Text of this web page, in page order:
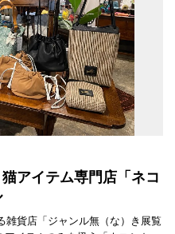
アイテム専門店「ネコ
雑貨店「ジャンル無（な）き展覧